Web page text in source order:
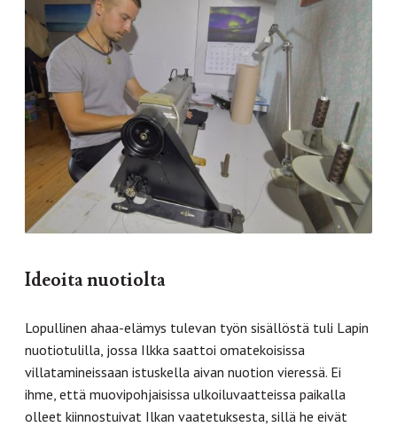
Ideoita nuotiolta
Lopullinen ahaa-elämys tulevan työn sisällöstä tuli Lapin
nuotiotulilla, jossa Ilkka saattoi omatekoisissa
villatamineissaan istuskella aivan nuotion vieressä. Ei
ihme, että muovipohjaisissa ulkoiluvaatteissa paikalla
olleet kiinnostuivat Ilkan vaatetuksesta, sillä he eivät